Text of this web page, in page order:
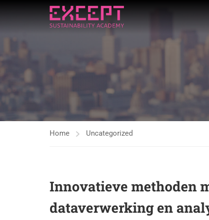
Home Uncategorized
Innovatieve methoden
dataverwerking en